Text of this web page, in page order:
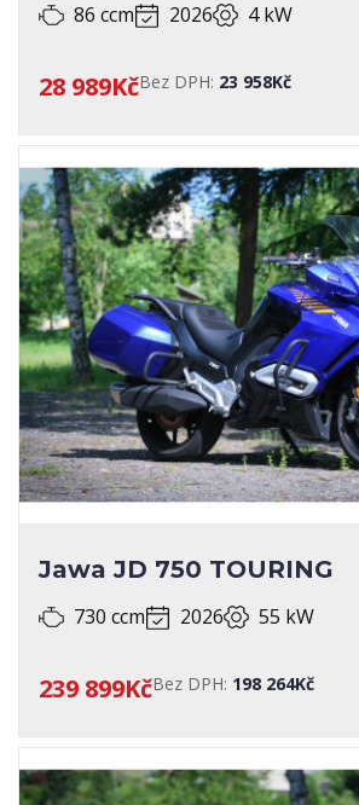
86 ccm 2026 4 kW
28 989KčBez DPH: 23 958Kč
Jawa JD 750 TOURING
730 ccm 2026 55 kW
239 899KčBez DPH: 198 264Kč